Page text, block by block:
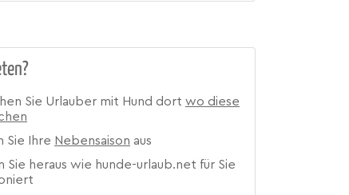
Sie Urlauber mit Hund dort wo diese
Sie Ihre Nebensaison aus
Sie heraus wie hunde-urlaub.net für Sie